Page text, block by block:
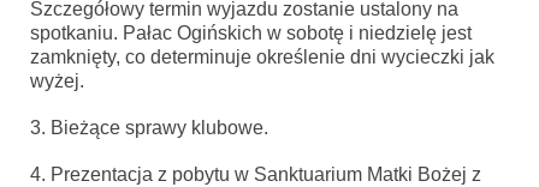
Szczegółowy termin wyjazdu zostanie ustalony na
spotkaniu. Pałac Ogińskich w sobotę i niedzielę jest
zamknięty, co determinuje określenie dni wycieczki jak
wyżej.
3. Bieżące sprawy klubowe.
4. Prezentacja z pobytu w Sanktuarium Matki Bożej z